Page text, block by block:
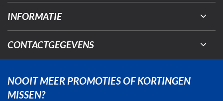
INFORMATIE
CONTACTGEGEVENS
NOOIT MEER PROMOTIES OF KORTINGEN
MISSEN?